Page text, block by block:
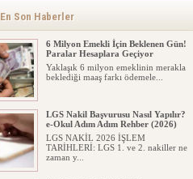
En Son Haberler
6 Milyon Emekli İçin Beklenen Gün!
Paralar Hesaplara Geçiyor
Yaklaşık 6 milyon emeklinin merakla
beklediği maaş farkı ödemele...
LGS Nakil Başvurusu Nasıl Yapılır?
e-Okul Adım Adım Rehber (2026)
LGS NAKİL 2026 İŞLEM
TARİHLERİ: LGS 1. ve 2. nakiller ne
zaman y...